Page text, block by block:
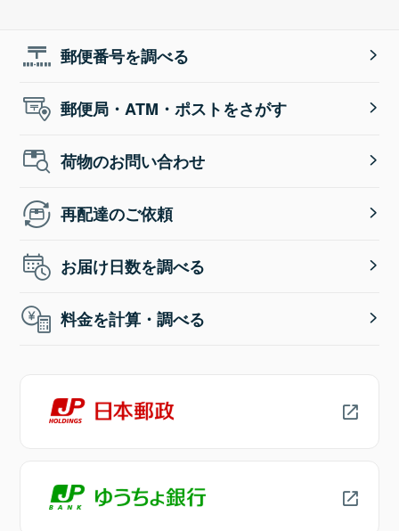
郵便番号を調べる
郵便局・ATM・ポストをさがす
荷物のお問い合わせ
再配達のご依頼
お届け日数を調べる
料金を計算・調べる